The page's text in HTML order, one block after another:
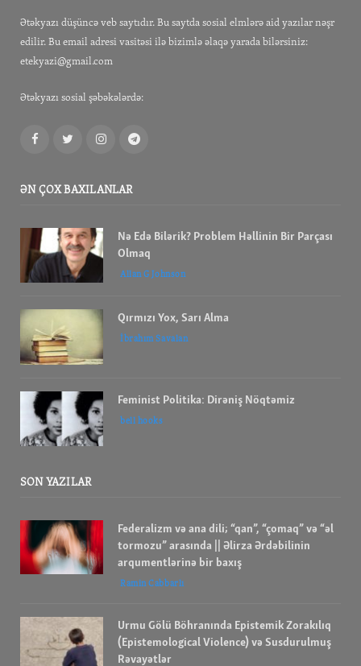
Ətəkyazı düşüncə veb saytıdır. Bu saytda sosial elmlərə aid yazılar nəşr
edilir. Bu email adresi vasitəsi ilə bizimlə əlaqə yarada bilərsiniz:
etekyazi@gmail.com
Ətəkyazı sosial şəbəkələrdə:
FacebookTwitterInstagramTelegram
ƏN ÇOX BAXILANLAR
Nə Edə Bilərik? Problem Həllinin Bir Parçası
Olmaq
Allan G Johnson
Qırmızı Yox, Sarı Alma
İbrahım Savalan
Feminist Politika: Dirəniş Nöqtəmiz
bell hooks
SON YAZILAR
Federalizm və ana dili; “qan”, “çomaq” və “əl
tormozu” arasında || Əlirza Ərdəbilinin
arqumentlərinə bir baxış
Ramin Cabbarlı
Urmu Gölü Böhranında Epistemik Zorakılıq
(Epistemological Violence) və Susdurulmuş
Rəvayətlər